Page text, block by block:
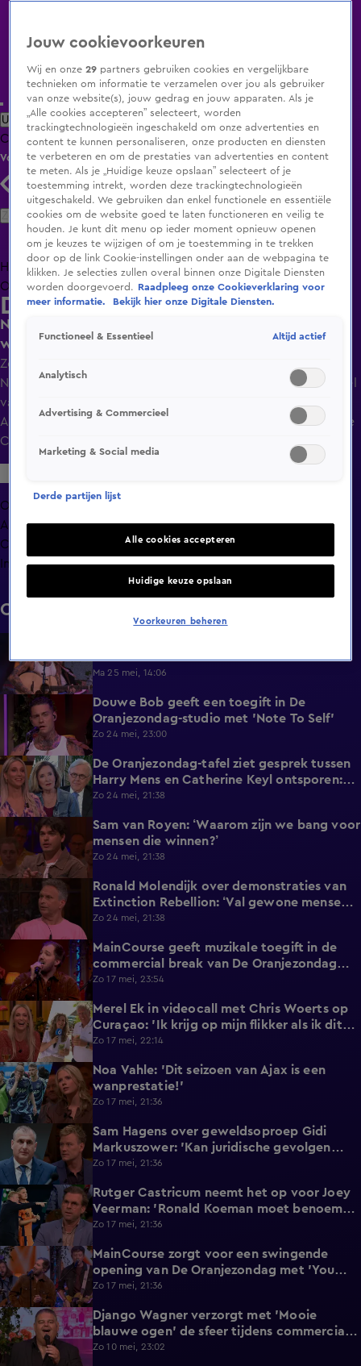
Uitzending Gemist Populaire programma's Zenders Genres
ClipsFilmsRadioSmart TV inlogShop
Volg KIJK
Zoeken
HomeUitzending Gemist Programma's De Bondgenoten
OranjezomerLivestreamsShop
De Oranjezondag
Noa Vahle: 'Dit seizoen van Ajax is een
wanprestatie!'
Zo 17 mei, 21:36
Noa Vahle bespreekt bij De Oranjezondag het 0-0 gelijkspel
van Ajax tegen sc Heerenveen, waardoor de
Amsterdammers als vijfde eindigen en de play-offs voor de
Conference League in moeten.
Overzicht
Afleveringen
Clips
Info
Clips
'All 4 One'
Ma 25 mei, 14:06
3:24
Douwe Bob geeft een toegift in De
Oranjezondag-studio met 'Note To Self'
Zo 24 mei, 23:00
2:04
De Oranjezondag-tafel ziet gesprek tussen
Harry Mens en Catherine Keyl ontsporen:
‘Culttelevisie!’
Zo 24 mei, 21:38
0:57
Sam van Royen: ‘Waarom zijn we bang voor
mensen die winnen?’
Zo 24 mei, 21:38
Ronald Molendijk over demonstraties van
Extinction Rebellion: ‘Val gewone mensen
er niet mee lastig!’
Zo 24 mei, 21:38
MainCourse geeft muzikale toegift in de
commercial break van De Oranjezondag
met 'Juliet'
Zo 17 mei, 23:54
3:19
Merel Ek in videocall met Chris Woerts op
Curaçao: 'Ik krijg op mijn flikker als ik dit
laat zien!'
Zo 17 mei, 22:14
1:37
Noa Vahle: 'Dit seizoen van Ajax is een
wanprestatie!'
Zo 17 mei, 21:36
8:40
Sam Hagens over geweldsoproep Gidi
Markuszower: 'Kan juridische gevolgen
hebben'
Zo 17 mei, 21:36
1:51
Rutger Castricum neemt het op voor Joey
Veerman: 'Ronald Koeman moet benoemen
wat het is!'
Zo 17 mei, 21:36
1:48
MainCourse zorgt voor een swingende
opening van De Oranjezondag met 'You
Win Again'
Zo 17 mei, 21:36
3:22
Django Wagner verzorgt met 'Mooie
blauwe ogen' de sfeer tijdens commercial
break van De Oranjezondag
Zo 10 mei, 23:02
Jouw cookievoorkeuren
Wij en onze29 partners gebruiken cookies en vergelijkbare
technieken om informatie te verzamelen over jou als gebruiker
van onze website(s), jouw gedrag en jouw apparaten. Als je
„Alle cookies accepteren” selecteert, worden
trackingtechnologieën ingeschakeld om onze advertenties en
content te kunnen personaliseren, onze producten en diensten
te verbeteren en om de prestaties van advertenties en content
te meten. Als je „Huidige keuze opslaan” selecteert of je
toestemming intrekt, worden deze trackingtechnologieën
uitgeschakeld. We gebruiken dan enkel functionele en essentiële
cookies om de website goed te laten functioneren en veilig te
houden. Je kunt dit menu op ieder moment opnieuw openen
om je keuzes te wijzigen of om je toestemming in te trekken
door op de link Cookie-instellingen onder aan de webpagina te
klikken. Je selecties zullen overal binnen onze Digitale Diensten
worden doorgevoerd.
Raadpleeg onze Cookieverklaring voor
meer informatie.
Bekijk hier onze Digitale Diensten.
Functioneel & Essentieel Altijd actief
Analytisch
Advertising & Commercieel
Marketing & Social media
Derde partijen lijst
Alle cookies accepteren
Huidige keuze opslaan
Voorkeuren beheren